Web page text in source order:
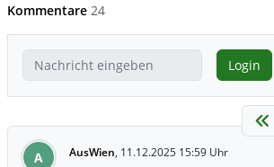
Kommentare 24
Login
A AusWien, 11.12.2025 15:59 Uhr